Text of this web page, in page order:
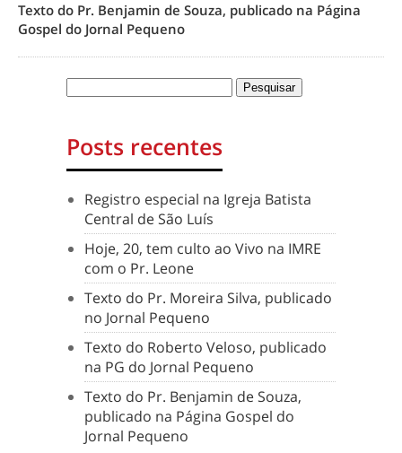
Texto do Pr. Benjamin de Souza, publicado na Página
Gospel do Jornal Pequeno
Posts recentes
Registro especial na Igreja Batista
Central de São Luís
Hoje, 20, tem culto ao Vivo na IMRE
com o Pr. Leone
Texto do Pr. Moreira Silva, publicado
no Jornal Pequeno
Texto do Roberto Veloso, publicado
na PG do Jornal Pequeno
Texto do Pr. Benjamin de Souza,
publicado na Página Gospel do
Jornal Pequeno